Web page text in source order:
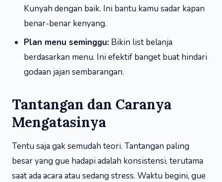
Kunyah dengan baik. Ini bantu kamu sadar kapan
benar-benar kenyang.
Plan menu seminggu: Bikin list belanja
berdasarkan menu. Ini efektif banget buat hindari
godaan jajan sembarangan.
Tantangan dan Caranya
Mengatasinya
Tentu saja gak semudah teori. Tantangan paling
besar yang gue hadapi adalah konsistensi, terutama
saat ada acara atau sedang stress. Waktu begini, gue